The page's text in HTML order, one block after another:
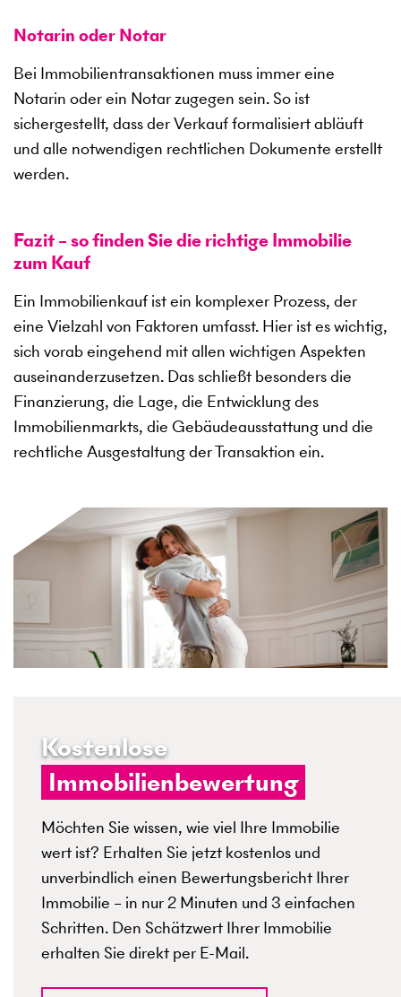
Notarin oder Notar
Bei Immobilientransaktionen muss immer eine
Notarin oder ein Notar zugegen sein. So ist
sichergestellt, dass der Verkauf formalisiert abläuft
und alle notwendigen rechtlichen Dokumente erstellt
werden.
Fazit – so finden Sie die richtige Immobilie
zum Kauf
Ein Immobilienkauf ist ein komplexer Prozess, der
eine Vielzahl von Faktoren umfasst. Hier ist es wichtig,
sich vorab eingehend mit allen wichtigen Aspekten
auseinanderzusetzen. Das schließt besonders die
Finanzierung, die Lage, die Entwicklung des
Immobilienmarkts, die Gebäudeausstattung und die
rechtliche Ausgestaltung der Transaktion ein.
Kostenlose
Immobilienbewertung
Möchten Sie wissen, wie viel Ihre Immobilie
wert ist? Erhalten Sie jetzt kostenlos und
unverbindlich einen Bewertungsbericht Ihrer
Immobilie – in nur 2 Minuten und 3 einfachen
Schritten. Den Schätzwert Ihrer Immobilie
erhalten Sie direkt per E-Mail.